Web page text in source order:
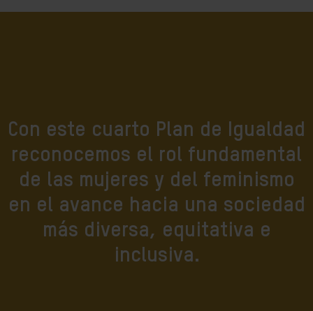
Con este cuarto Plan de Igualdad
reconocemos el rol fundamental
de las mujeres y del feminismo
en el avance hacia una sociedad
más diversa, equitativa e
inclusiva.